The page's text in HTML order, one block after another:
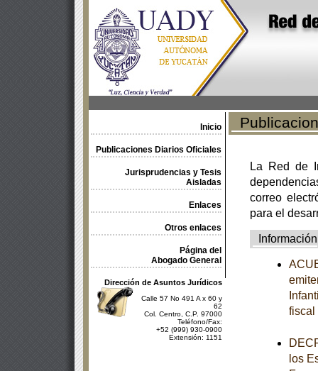
Inicio
Publicaciones Diarios Oficiales
Jurisprudencias y Tesis
Aisladas
Enlaces
Otros enlaces
Página del
Abogado General
Dirección de Asuntos Jurídicos
Calle 57 No 491 A x 60 y
62
Col. Centro, C.P. 97000
Teléfono/Fax:
+52 (999) 930-0900
Extensión: 1151
La Red de
correo
para el
Información
fiscal
los